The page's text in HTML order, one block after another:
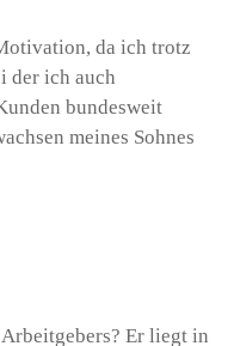
da ich trotz
der ich auch
bundesweit
meines Sohnes
Er liegt in